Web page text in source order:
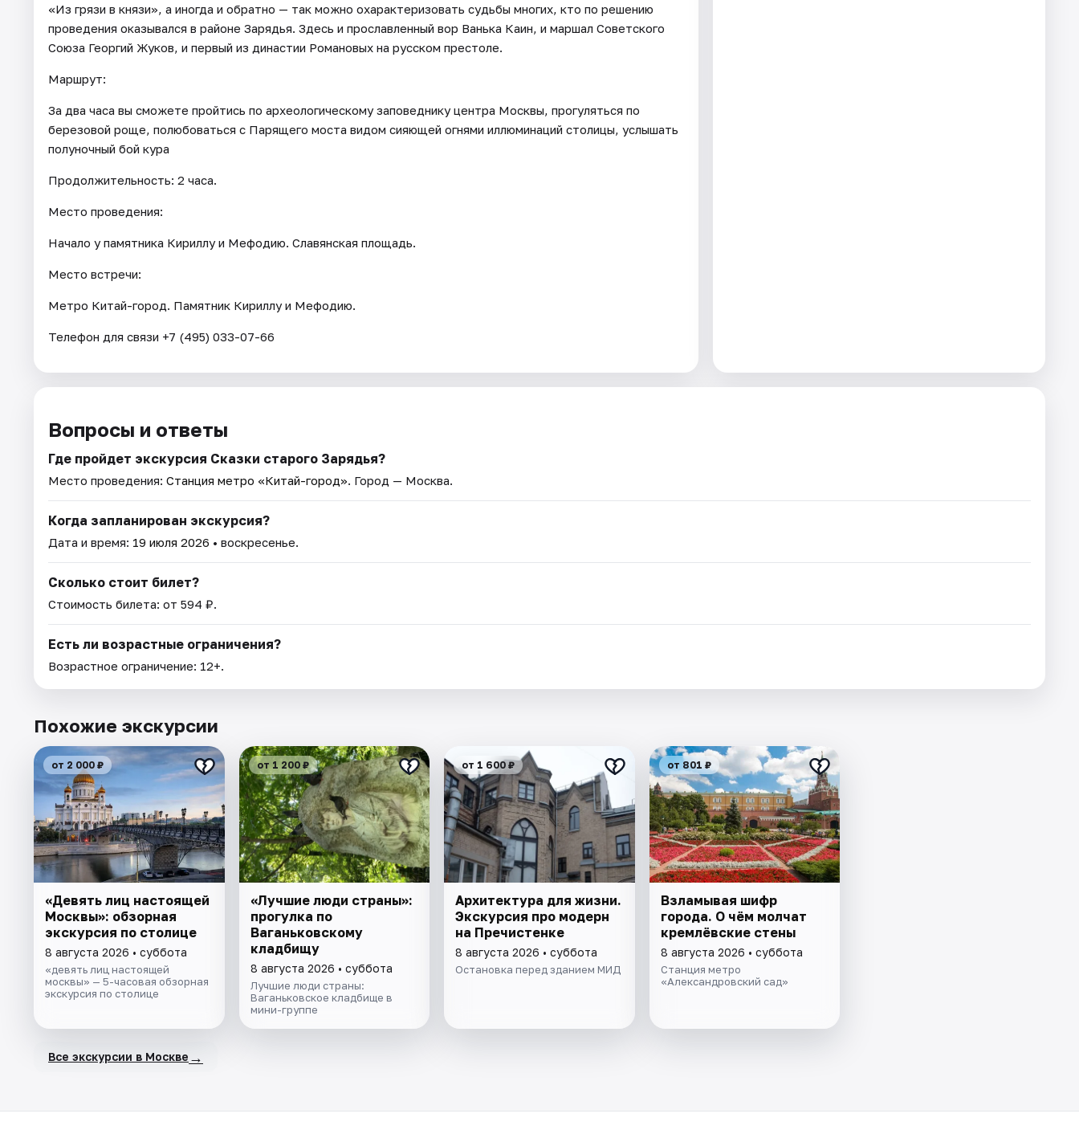
«Из грязи в князи», а иногда и обратно — так можно охарактеризовать судьбы многих, кто по решению
проведения оказывался в районе Зарядья. Здесь и прославленный вор Ванька Каин, и маршал Советского
Союза Георгий Жуков, и первый из династии Романовых на русском престоле.
Маршрут:
За два часа вы сможете пройтись по археологическому заповеднику центра Москвы, прогуляться по
березовой роще, полюбоваться с Парящего моста видом сияющей огнями иллюминаций столицы, услышать
полуночный бой кура
Продолжительность: 2 часа.
Место проведения:
Начало у памятника Кириллу и Мефодию. Славянская площадь.
Место встречи:
Метро Китай-город. Памятник Кириллу и Мефодию.
Телефон для связи +7 (495) 033-07-66
Вопросы и ответы
Где пройдет экскурсия Сказки старого Зарядья?
Место проведения: Станция метро «Китай-город». Город — Москва.
Когда запланирован экскурсия?
Дата и время: 19 июля 2026 • воскресенье.
Сколько стоит билет?
Стоимость билета: от 594 ₽.
Есть ли возрастные ограничения?
Возрастное ограничение: 12+.
Похожие экскурсии
от 2 000 ₽
«Девять лиц настоящей
Москвы»: обзорная
экскурсия по столице
8 августа 2026 • суббота
«девять лиц настоящей
москвы» — 5-часовая обзорная
экскурсия по столице
от 1 200 ₽
«Лучшие люди страны»:
прогулка по
Ваганьковскому
кладбищу
8 августа 2026 • суббота
Лучшие люди страны:
Ваганьковское кладбище в
мини-группе
от 1 600 ₽
Архитектура для жизни.
Экскурсия про модерн
на Пречистенке
8 августа 2026 • суббота
Остановка перед зданием МИД
от 801 ₽
Взламывая шифр
города. О чём молчат
кремлёвские стены
8 августа 2026 • суббота
Станция метро
«Александровский сад»
Все экскурсии в Москве →